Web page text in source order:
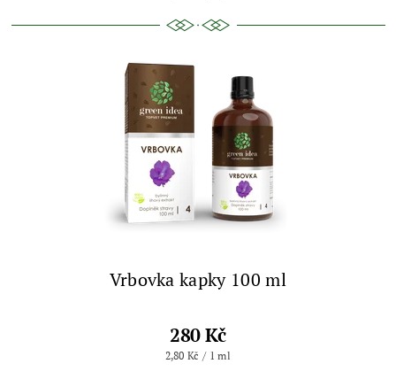
Vrbovka kapky 100 ml
280 Kč
2,80 Kč / 1 ml